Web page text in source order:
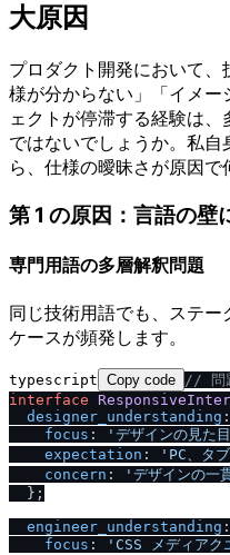
大原因
プロダクト開発において
様が分からない」「イメ
ェクトが停滞する経験は
ではないでしょうか。私
ら、仕様の曖昧さが原因で
第 1 の原因：言語の壁
専門用語の多層解釈問題
同じ技術用語でも、ステ
ケースが頻発します。
typescript Copy code // 問
interface
designer_understanding
focus : 'デザインの見た
expectation : 'PC、タ
concern : 'デザインの一
  };
engineer_understanding
focus : 'CSS メディアク